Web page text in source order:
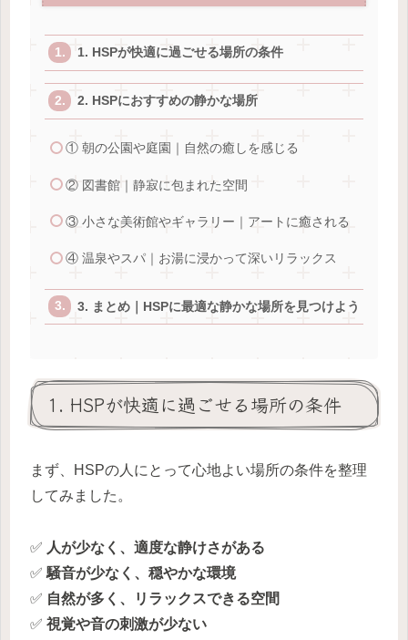
1. HSPが快適に過ごせる場所の条件
2. HSPにおすすめの静かな場所
① 朝の公園や庭園｜自然の癒しを感じる
② 図書館｜静寂に包まれた空間
③ 小さな美術館やギャラリー｜アートに癒される
④ 温泉やスパ｜お湯に浸かって深いリラックス
3. まとめ｜HSPに最適な静かな場所を見つけよう
1. HSPが快適に過ごせる場所の条件
まず、HSPの人にとって心地よい場所の条件を整理
してみました。
✅ 人が少なく、適度な静けさがある
✅ 騒音が少なく、穏やかな環境
✅ 自然が多く、リラックスできる空間
✅ 視覚や音の刺激が少ない